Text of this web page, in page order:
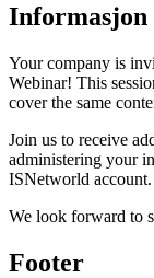
Informasjon
Your company is
Webinar! This
cover the same
Join us to receive
administering your
ISNetworld account.
We look forward to
Footer